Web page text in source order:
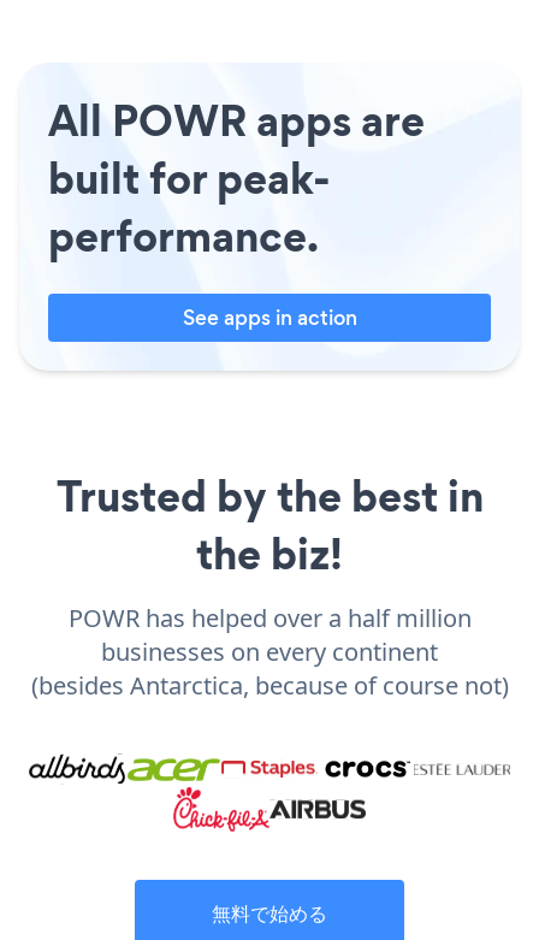
All POWR apps are
built for peak-
performance.
See apps in action
Trusted by the best in
the biz!
POWR has helped over a half million
businesses on every continent
(besides Antarctica, because of course not)
無料で始める